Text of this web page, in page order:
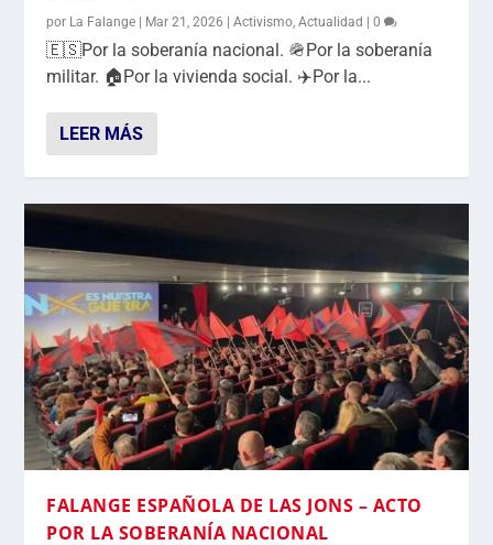
por La Falange Mar 21, 2026 |Activismo,Actualidad |0
🇪🇸Por la soberanía nacional. 🪖Por la soberanía
militar. 🏠Por la vivienda social. ✈️Por la...
LEER MÁS
FALANGE ESPAÑOLA DE LAS JONS – ACTO
POR LA SOBERANÍA NACIONAL